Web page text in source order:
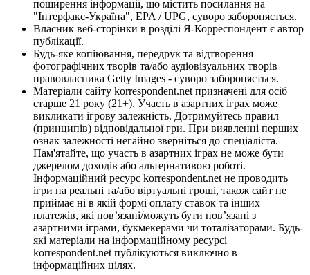
поширення інформації, що містить посилання на
"Інтерфакс-Україна", EPA / UPG, суворо забороняється.
Власник веб-сторінки в розділі Я-Корреспондент є автор
публікації.
Будь-яке копіювання, передрук та відтворення
фотографічних творів та/або аудіовізуальних творів
правовласника Getty Images - суворо забороняється.
Матеріали сайту korrespondent.net призначені для осіб
старше 21 року (21+). Участь в азартних іграх може
викликати ігрову залежність. Дотримуйтесь правил
(принципів) відповідальної гри. При виявленні перших
ознак залежності негайно зверніться до спеціаліста.
Пам'ятайте, що участь в азартних іграх не може бути
джерелом доходів або альтернативою роботі.
Інформаційний ресурс korrespondent.net не проводить
ігри на реальні та/або віртуальні гроші, також сайт не
приймає ні в якій формі оплату ставок та інших
платежів, які пов’язані/можуть бути пов’язані з
азартними іграми, букмекерами чи тоталізаторами. Будь-
які матеріали на інформаційному ресурсі
korrespondent.net публікуються виключно в
інформаційних цілях.